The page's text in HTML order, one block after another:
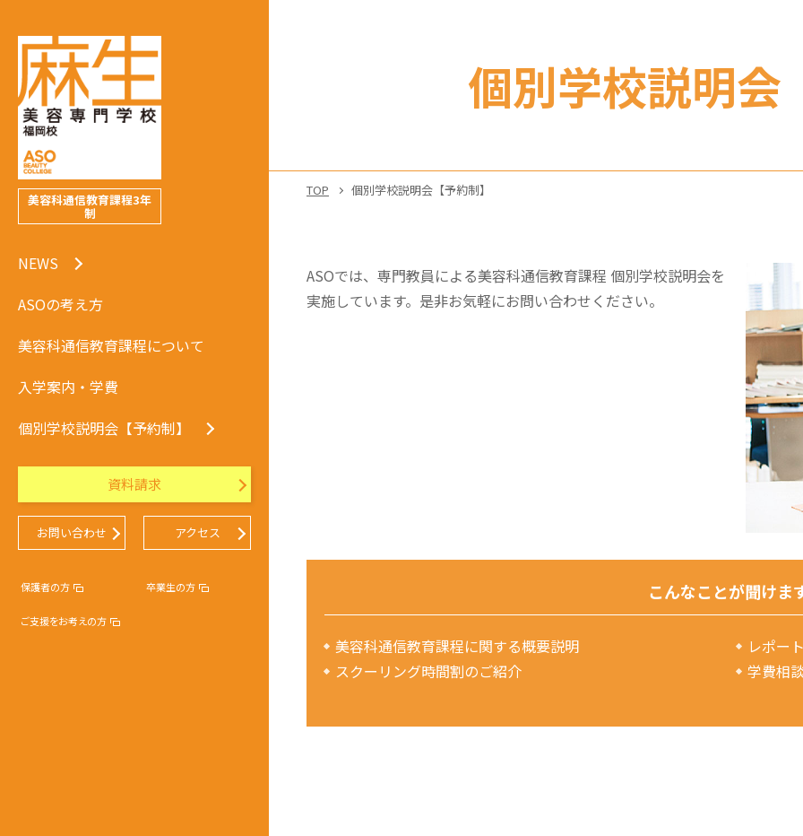
美容科通信教育課程3年
制
NEWS
ASOの考え方
美容科通信教育課程について
入学案内・学費
個別学校説明会【予約制】
資料請求
お問い合わせ アクセス
保護者の方 卒業生の方
ご支援をお考えの方
個別学校説明会
TOP 個別学校説明会【予約制】
ASOでは、専門教員による美容科通信教育課程 個別学校説明会を
実施しています。是非お気軽にお問い合わせください。
こんなことが聞けま
美容科通信教育課程に関する概要説明
レポー
スクーリング時間割のご紹介
学費相